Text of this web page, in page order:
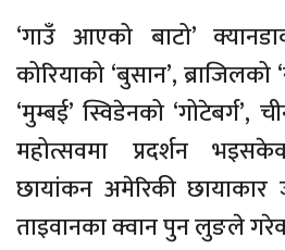
‘गाउँ आएको बाटो’
कोरियाको ‘बुसान’,
‘मुम्बई’ स्विडेनको ‘गोटेबर्ग’,
महोत्सवमा प्रदर्शन
छायांकन अमेरिकी
ताइवानका क्वान पुन लुङले